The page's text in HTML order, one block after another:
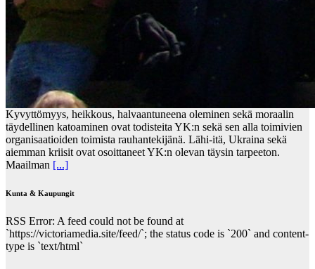
Kyvyttömyys, heikkous, halvaantuneena oleminen sekä moraalin
täydellinen katoaminen ovat todisteita YK:n sekä sen alla toimivien
organisaatioiden toimista rauhantekijänä. Lähi-itä, Ukraina sekä
aiemman kriisit ovat osoittaneet YK:n olevan täysin tarpeeton.
Maailman [...]
Kunta & Kaupungit
RSS Error: A feed could not be found at
`https://victoriamedia.site/feed/`; the status code is `200` and content-
type is `text/html`